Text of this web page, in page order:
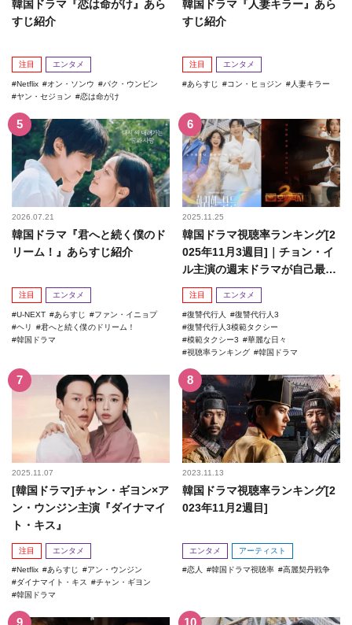
韓国ドラマ『恋は命がけ』あら
すじ紹介
注目 エンタメ
Netflix オン・ソンウ
パク・ウンビン
ヤン・セジョン
恋は命がけ
韓国ドラマ『人妻キラー』あら
すじ紹介
注目 エンタメ
あらすじ コン・ヒョジン 人妻キラー
2026.07.21
韓国ドラマ『君へと続く僕のド
リーム！』あらすじ紹介
注目 エンタメ
U-NEXT あらすじ
ファン・イニョプ
ヘリ
君へと続く僕のドリーム！
韓国ドラマ
2025.11.25
韓国ドラマ視聴率ランキング[2
025年11月3週目]｜チョン・イ
ル主演の週末ドラマが自己最高
記録を更新！
注目 エンタメ
復讐代行人
復讐代行人3
復讐代行人3模範タクシー
模範タクシー3
華麗な日々
視聴率ランキング
韓国ドラマ
2025.11.07
[韓国ドラマ]チャン・ギヨン×ア
ン・ウンジン主演『ダイナマイ
ト・キス』
注目 エンタメ
Netflix あらすじ
アン・ウンジン
ダイナマイト・キス
チャン・ギヨン
韓国ドラマ
2023.11.13
韓国ドラマ視聴率ランキング[2
023年11月2週目]
エンタメ アーティスト
恋人 韓国ドラマ視聴率 高麗契丹戦争